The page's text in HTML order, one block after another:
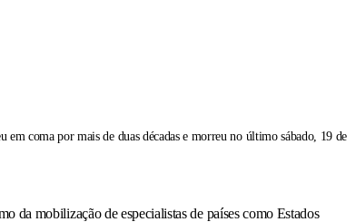
coma por mais de duas décadas e morreu no último sábado, 19 de
da mobilização de especialistas de países como Estados